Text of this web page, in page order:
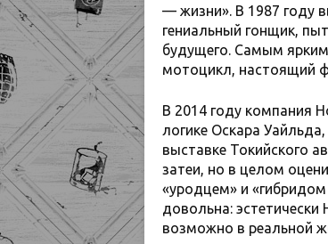
— жизни». В 1987 году
гениальный гонщик,
будущего. Самым
мотоцикл, настоящий
В 2014 году компания
логике Оскара
выставке Токийского
затеи, но в целом
«уродцем» и
довольна: эстетически
возможно в реальной